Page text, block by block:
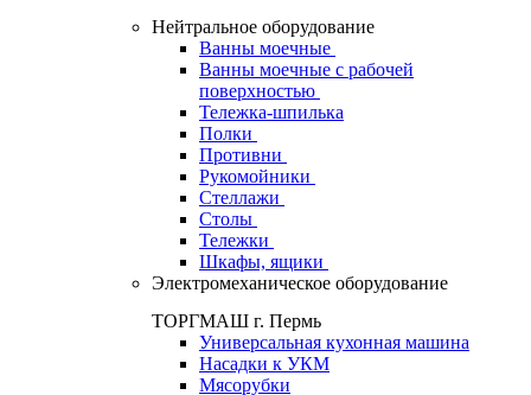
Нейтральное оборудование
Ванны моечные
Ванны моечные с рабочей
поверхностью
Тележка-шпилька
Полки
Противни
Рукомойники
Стеллажи
Столы
Тележки
Шкафы, ящики
Электромеханическое оборудование
ТОРГМАШ г. Пермь
Универсальная кухонная машина
Насадки к УКМ
Мясорубки